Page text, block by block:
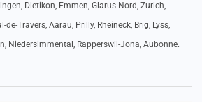
Dietikon, Emmen, Glarus Nord, Zurich,
Travers, Aarau, Prilly, Rheineck, Brig, Lyss,
Niedersimmental, Rapperswil-Jona, Aubonne.